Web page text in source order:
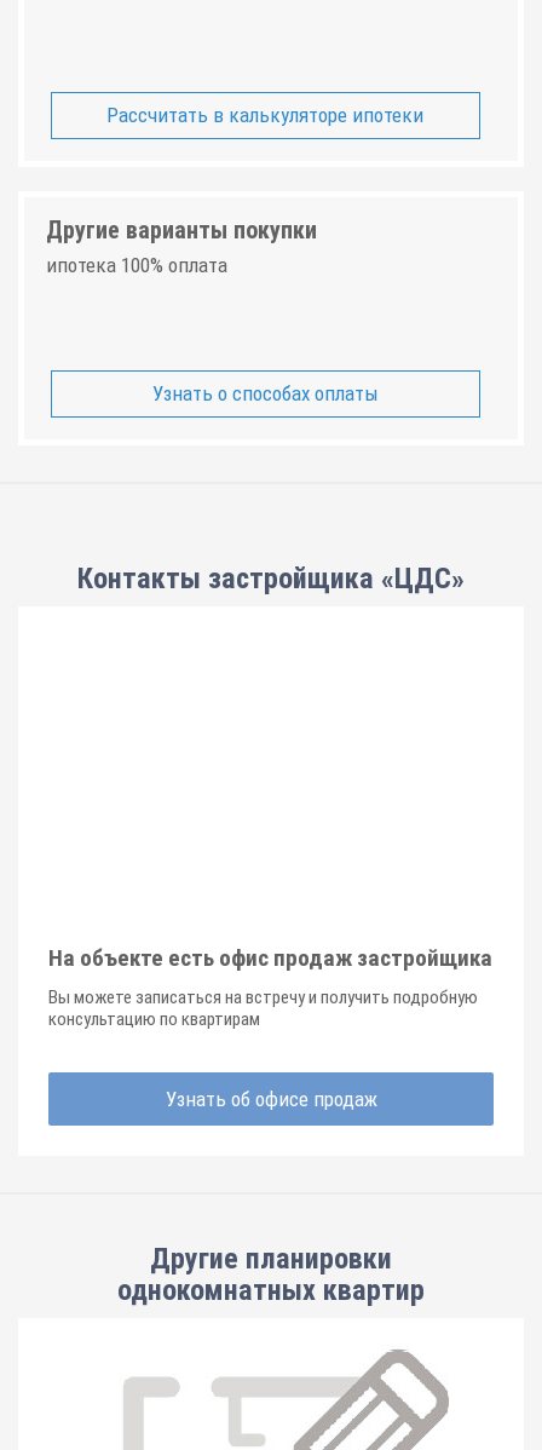
Рассчитать в калькуляторе ипотеки
Другие варианты покупки
ипотека 100% оплата
Узнать о способах оплаты
Контакты застройщика «ЦДС»
На объекте есть офис продаж застройщика
Вы можете записаться на встречу и получить подробную
консультацию по квартирам
Узнать об офисе продаж
Другие планировки
однокомнатных квартир